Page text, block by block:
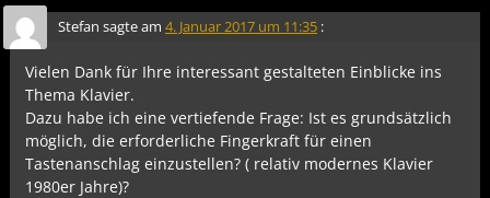
Stefan sagte am 4. Januar 2017 um 11:35 :
Vielen Dank für Ihre interessant gestalteten Einblicke ins
Thema Klavier.
Dazu habe ich eine vertiefende Frage: Ist es grundsätzlich
möglich, die erforderliche Fingerkraft für einen
Tastenanschlag einzustellen? ( relativ modernes Klavier
1980er Jahre)?